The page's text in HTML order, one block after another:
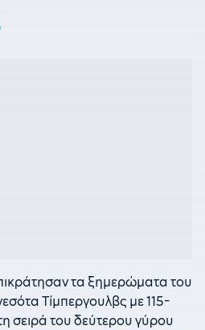
τα ξημερώματα του
Τίμπεργουλβς με 115-
σειρά του δεύτερου γύρου